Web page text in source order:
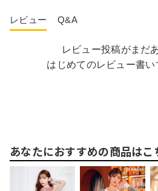
レビュー Q&A
レビュー投稿がまだ
はじめてのレビュー書い
あなたにおすすめの商品はこ